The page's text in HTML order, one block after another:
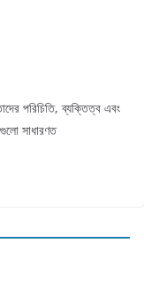
পরিচিতি, ব্যক্তিত্ব এবং
সাধারণত